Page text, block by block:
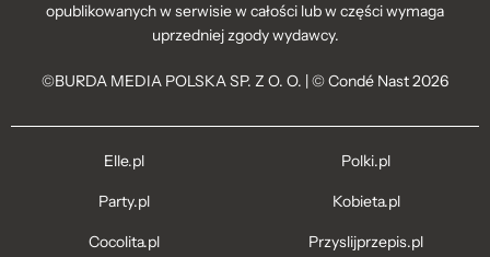
opublikowanych w serwisie w całości lub w części wymaga
uprzedniej zgody wydawcy.
©BURDA MEDIA POLSKA SP. Z O. O. | © Condé Nast 2026
Elle.pl
Party.pl
Cocolita.pl
Polki.pl
Kobieta.pl
Przyslijprzepis.pl